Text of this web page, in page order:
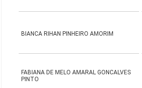
BIANCA RIHAN PINHEIRO AMORIM
FABIANA DE MELO AMARAL GONCALVES
PINTO